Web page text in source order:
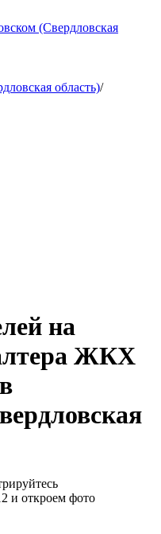
(Свердловская
область)/
на
ЖКХ
и откроем фото